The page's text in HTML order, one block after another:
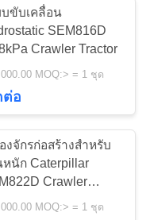
ป
255
บขับเคลื่อน
SEM816D
Crawler Tractor
MOQ:> = 1 ชุด
อ
งจักรก่อสร้างสำหรับ
หนัก Caterpillar
Crawler
MOQ:> = 1 ชุด